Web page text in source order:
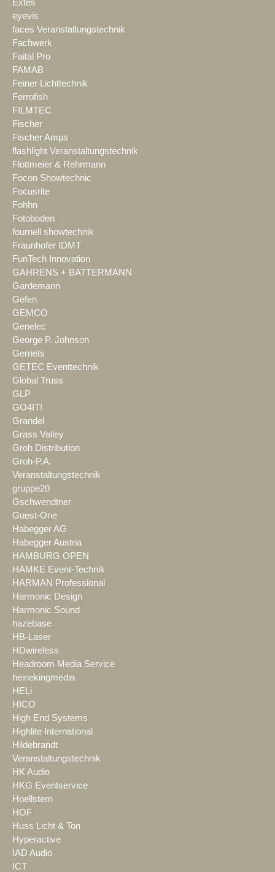
Extes
eyevis
faces Veranstaltungstechnik
Fachwerk
Faital Pro
FAMAB
Feiner Lichttechnik
Ferrofish
FILMTEC
Fischer
Fischer Amps
flashlight Veranstaltungstechnik
Flottmeier & Rehrmann
Focon Showtechnic
Focusrite
Fohhn
Fotoboden
fournell showtechnik
Fraunhofer IDMT
FunTech Innovation
GAHRENS + BATTERMANN
Gardemann
Gefen
GEMCO
Genelec
George P. Johnson
Gerriets
GETEC Eventtechnik
Global Truss
GLP
GO4IT!
Grandel
Grass Valley
Groh Distribution
Groh-P.A.
Veranstaltungstechnik
gruppe20
Gschwendtner
Guest-One
Habegger AG
Habegger Austria
HAMBURG OPEN
HAMKE Event-Technik
HARMAN Professional
Harmonic Design
Harmonic Sound
hazebase
HB-Laser
HDwireless
Headroom Media Service
heinekingmedia
HELi
HICO
High End Systems
Highlite International
Hildebrandt
Veranstaltungstechnik
HK Audio
HKG Eventservice
Hoellstern
HOF
Huss Licht & Ton
Hyperactive
IAD Audio
ICT